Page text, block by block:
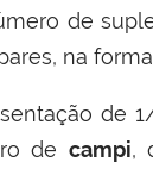
de
na
de
de campi,